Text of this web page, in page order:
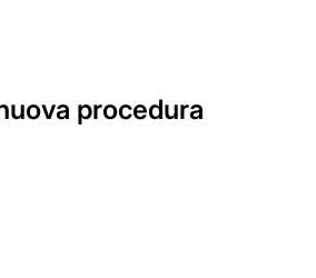
procedura